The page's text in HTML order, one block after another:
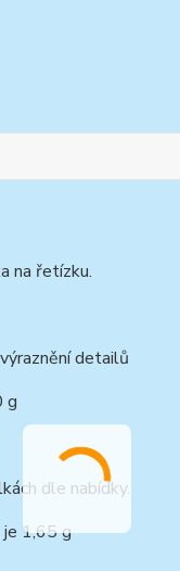
na řetízku.
detailů
g
dle nabídky.
je 1,65 g